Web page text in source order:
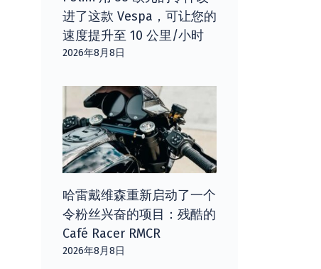
进了这款 Vespa，可让您的
速度提升至 10 公里/小时
2026年8月8日
哈雷戴维森重新启动了一个
令粉丝兴奋的项目：残酷的
Café Racer RMCR
2026年8月8日